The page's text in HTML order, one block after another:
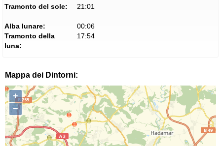
Tramonto del sole:
21:01
Alba lunare:
00:06
Tramonto della
luna:
17:54
Mappa dei Dintorni:
+
−